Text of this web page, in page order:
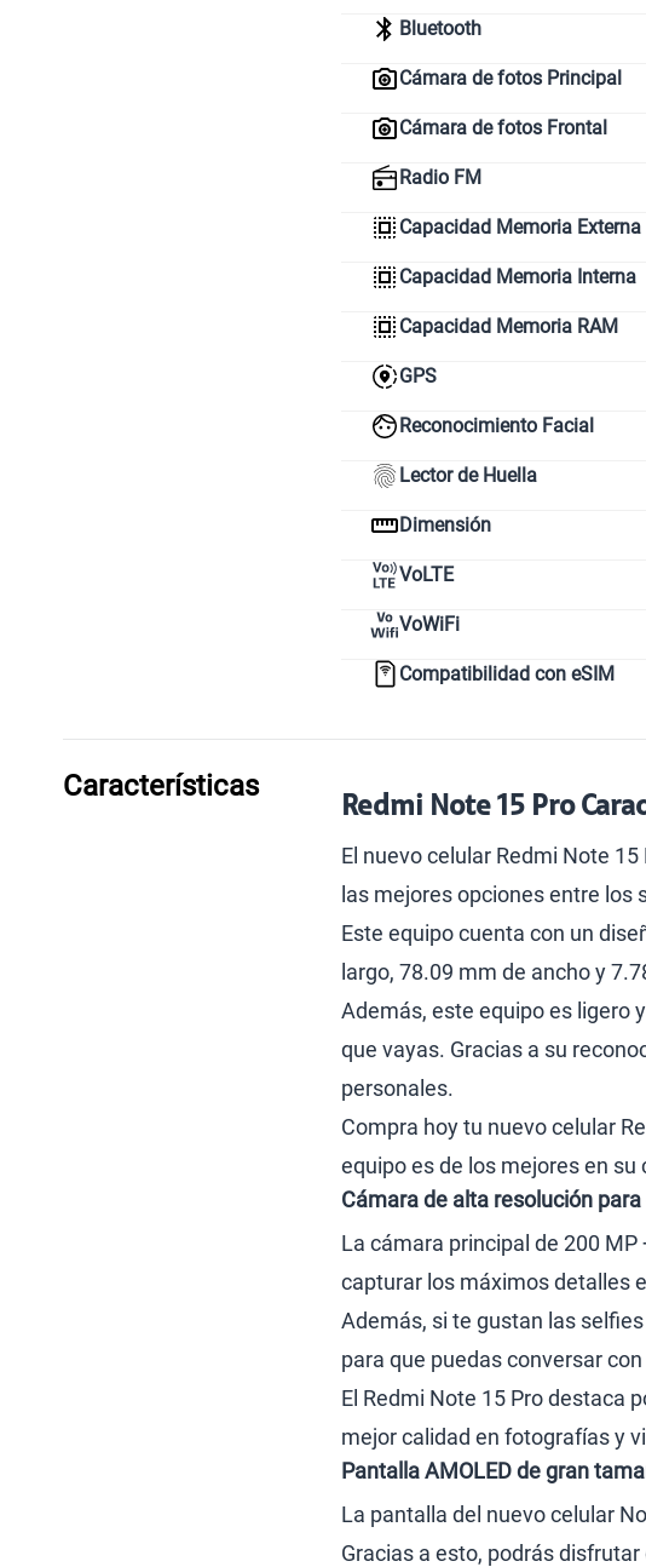
Bluetooth
Cámara de fotos Principal
Cámara de fotos Frontal
Radio FM
Capacidad Memoria Externa
Capacidad Memoria Interna
Capacidad Memoria RAM
GPS
Reconocimiento Facial
Lector de Huella
Dimensión
VoLTE
VoWiFi
Compatibilidad con eSIM
Características
Redmi Note 15 Pro
El nuevo celular Redmi Note
las mejores opciones entre los
Este equipo cuenta con un
largo, 78.09 mm de ancho y
Además, este equipo es ligero
que vayas. Gracias a su
personales.
Compra hoy tu nuevo celular
equipo es de los mejores en
Cámara de alta resolución
La cámara principal de 200
capturar los máximos detalles
Además, si te gustan las
para que puedas conversar
El Redmi Note 15 Pro destaca
mejor calidad en fotografías y
Pantalla AMOLED de gran
La pantalla del nuevo celular
Gracias a esto, podrás